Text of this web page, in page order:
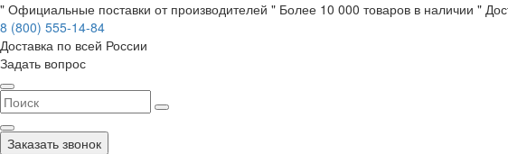
" Официальные поставки от производителей " Более 10 000 товаров в наличии "
8 (800) 555-14-84
Доставка по всей России
Задать вопрос
Заказать звонок